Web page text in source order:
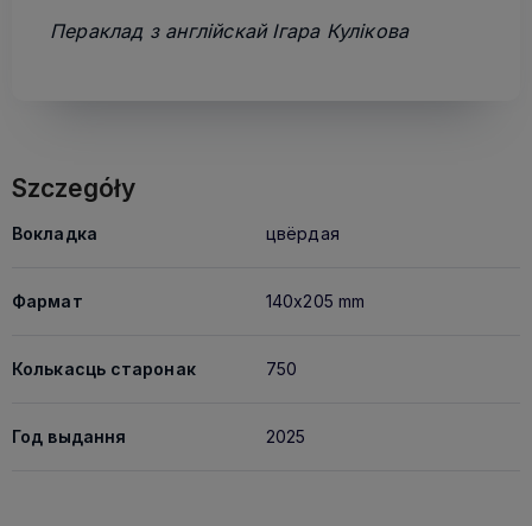
Пераклад з англійскай Ігара Кулікова
Szczegóły
Вокладка цвёрдая
Фармат 140x205 mm
Колькасць старонак 750
Год выдання 2025